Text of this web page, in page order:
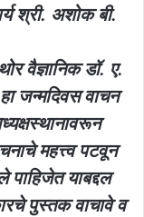
श्री. अशोक बी.
वैज्ञानिक डॉ. ए.
जन्मदिवस वाचन
महत्त्व पटवून
पाहिजेत याबद्दल
पुस्तक वाचावे व